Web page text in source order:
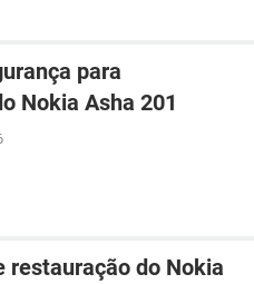
para
Nokia Asha 201
restauração do Nokia